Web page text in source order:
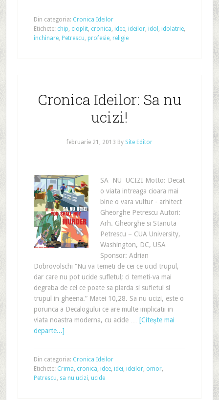
Din categoria: Cronica Ideilor
Etichete: chip, cioplit, cronica, idee, ideilor, idol , idolatrie,
inchinare, Petrescu, profesie, religie
Cronica Ideilor: Sa nu
ucizi!
februarie 21, 2013 By Site Editor
SA NU UCIZI Motto: Decat
o viata intreaga cioara mai
bine o vara vultur - arhitect
Gheorghe Petrescu Autori:
Arh. Gheorghe si Stanuta
Petrescu – CUA University,
Washington, DC, USA
Sponsor: Adrian
Dobrovolschi “Nu va temeti de cei ce ucid trupul,
dar care nu pot ucide sufletul; ci temeti-va mai
degraba de cel ce poate sa piarda si sufletul si
trupul in gheena.” Matei 10,28. Sa nu ucizi, este o
porunca a Decalogului ce are multe implicatii in
viata noastra moderna, cu acide … [Citeşte mai
departe...]
Din categoria: Cronica Ideilor
Etichete: Crima, cronica, idee, idei, ideilor, omor,
Petrescu, sa nu ucizi, ucide